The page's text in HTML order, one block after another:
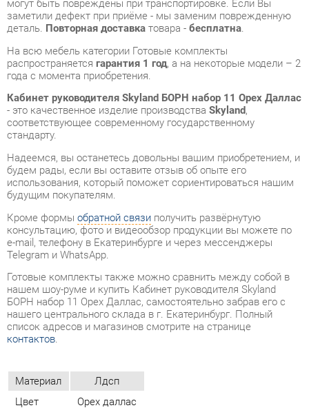
распространяетсягарантия 1 год, а на некоторые модели – 2
года с момента приобретения.
Кабинет руководителя Skyland БОРН набор 11 Орех Даллас
- это качественное изделие производстваSkyland
соответствующее современному государственному
стандарту.
Надеемся, вы останетесь довольны вашим приобретением, и
будем рады, если вы оставите отзыв об опыте его
использования, который поможет сориентироваться нашим
будущим покупателям.
Кроме формы
получить развёрнутую
консультацию, фото и видеообзор продукции вы можете по
e-mail, телефону в Екатеринбурге и через мессенджеры
Telegram и WhatsApp.
нашем шоу-руме и купить Кабинет руководителя Skyland
БОРН набор 11 Орех Даллас, самостоятельно забрав его с
нашего центрального склада в г. Екатеринбург. Полный
список адресов и магазинов смотрите на странице
Материал
Лдсп
Цвет
Орех даллас
Пока нет отзывов, поделитесь первым своим мнением.